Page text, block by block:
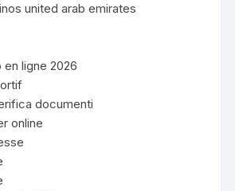
united arab emirates
en ligne 2026
documenti
online